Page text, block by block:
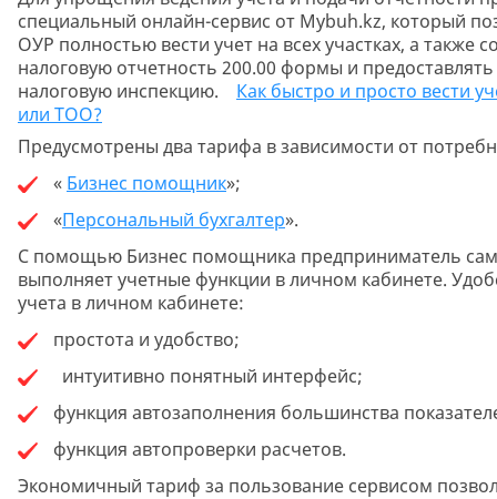
специальный онлайн-сервис от Mybuh.kz, который
ОУР полностью вести учет на всех участках, а также
налоговую отчетность 200.00 формы и
налоговую инспекцию. Как быстро и просто вести
или ТОО?
Предусмотрены два тарифа в зависимости от
« Бизнес помощник»;
«Персональный бухгалтер».
С помощью Бизнес помощника предприниматель
выполняет учетные функции в личном кабинете.
учета в личном кабинете:
простота и удобство;
интуитивно понятный интерфейс;
функция автозаполнения большинства
функция автопроверки расчетов.
Экономичный тариф за пользование сервисом